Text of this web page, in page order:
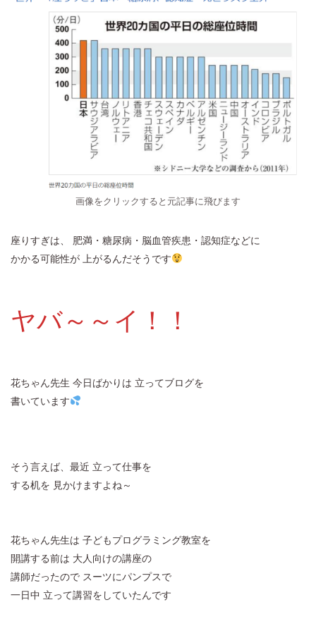
画像をクリックすると元記事に飛びます
座りすぎは、 肥満・糖尿病・脳血管疾患・認知症などに
かかる可能性が 上がるんだそうです
ヤバ～～イ！！
花ちゃん先生 今日ばかりは 立ってブログを
書いています
そう言えば、最近 立って仕事を
する机を 見かけますよね～
花ちゃん先生は 子どもプログラミング教室を
開講する前は 大人向けの講座の
講師だったので スーツにパンプスで
一日中 立って講習をしていたんです